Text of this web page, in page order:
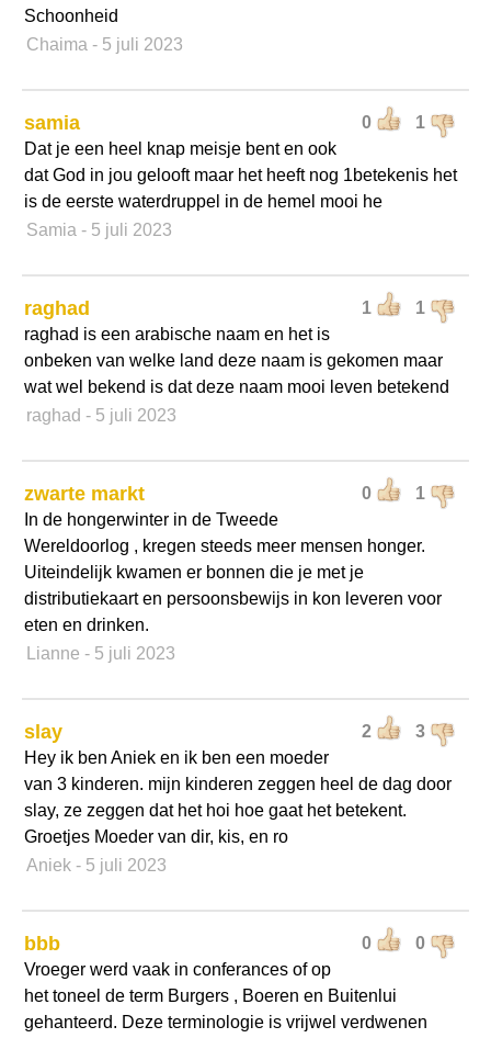
Schoonheid
Chaima - 5 juli 2023
0 1
samia
Dat je een heel knap meisje bent en ook
dat God in jou gelooft maar het heeft nog 1betekenis het
is de eerste waterdruppel in de hemel mooi he
Samia - 5 juli 2023
1 1
raghad
raghad is een arabische naam en het is
onbeken van welke land deze naam is gekomen maar
wat wel bekend is dat deze naam mooi leven betekend
raghad - 5 juli 2023
0 1
zwarte markt
In de hongerwinter in de Tweede
Wereldoorlog , kregen steeds meer mensen honger.
Uiteindelijk kwamen er bonnen die je met je
distributiekaart en persoonsbewijs in kon leveren voor
eten en drinken.
Lianne - 5 juli 2023
2 3
slay
Hey ik ben Aniek en ik ben een moeder
van 3 kinderen. mijn kinderen zeggen heel de dag door
slay, ze zeggen dat het hoi hoe gaat het betekent.
Groetjes Moeder van dir, kis, en ro
Aniek - 5 juli 2023
0 0
bbb
Vroeger werd vaak in conferances of op
het toneel de term Burgers , Boeren en Buitenlui
gehanteerd. Deze terminologie is vrijwel verdwenen